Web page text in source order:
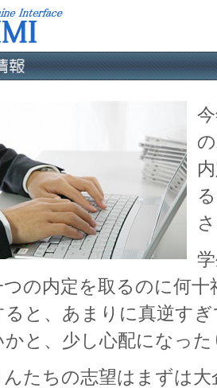
つの内定を取るのに何
ると、あまりに真逆す
かと、少し心配になっ
んたちの志望はまずは